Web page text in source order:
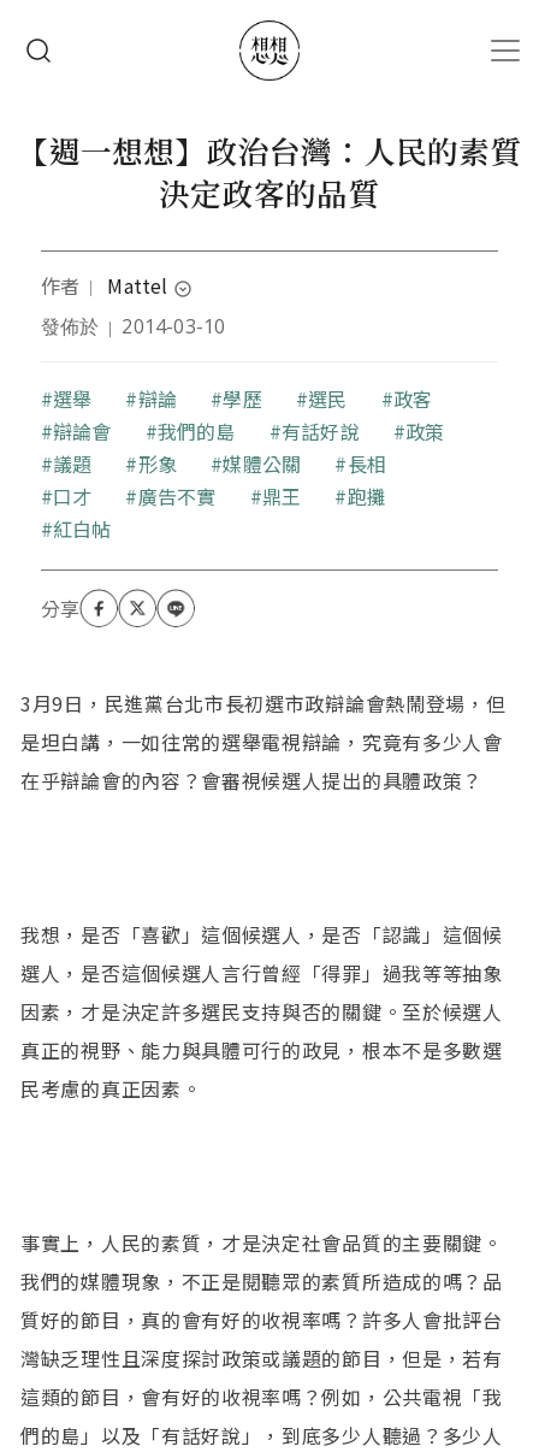
【週一想想】政治台灣：人民的素質
決定政客的品質
作者 ｜ Mattel expand_circle_down
留學澳洲的歷史與政治學博士。做過不少莫名其妙的
經驗不會承認的故事；因為這些都太神奇了，反正列
出來大家也不會相信。
發佈於 ｜ 2014-03-10
關鍵字
選舉 辯論 學歷 選民
政客
辯論會
我們的島 有話好說
政策
議題
形象 媒體公關
長相
口才
廣告不實 鼎王
跑攤
紅白帖
3月9日，民進黨台北市長初選市政辯論會熱鬧登場，但
是坦白講，一如往常的選舉電視辯論，究竟有多少人會
在乎辯論會的內容？會審視候選人提出的具體政策？
我想，是否「喜歡」這個候選人，是否「認識」這個候
選人，是否這個候選人言行曾經「得罪」過我等等抽象
因素，才是決定許多選民支持與否的關鍵。至於候選人
真正的視野、能力與具體可行的政見，根本不是多數選
民考慮的真正因素。
事實上，人民的素質，才是決定社會品質的主要關鍵。
我們的媒體現象，不正是閱聽眾的素質所造成的嗎？品
質好的節目，真的會有好的收視率嗎？許多人會批評台
灣缺乏理性且深度探討政策或議題的節目，但是，若有
這類的節目，會有好的收視率嗎？例如，公共電視「我
們的島」以及「有話好說」，到底多少人聽過？多少人